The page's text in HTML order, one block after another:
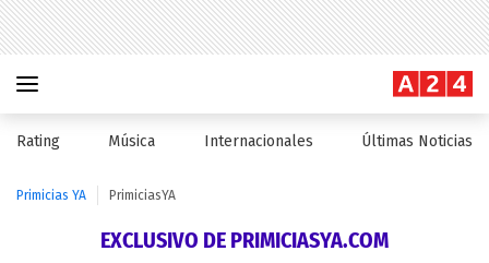
Rating Música Internacionales Últimas Noticias
Primicias YA PrimiciasYA
EXCLUSIVO DE PRIMICIASYA.COM